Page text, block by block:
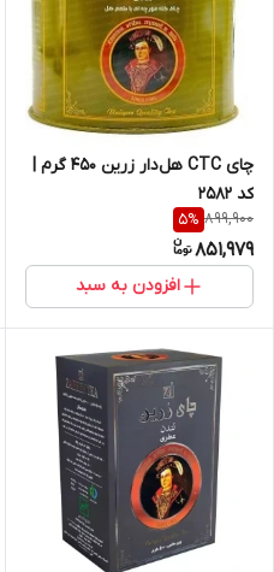
چای CTC هل‌دار زرین 450 گرم |
کد 2582
899,900
5%
851,979
افزودن به سبد